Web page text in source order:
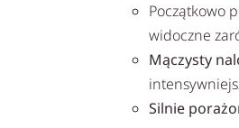
Początkowo
widoczne
Mączysty
Silnie